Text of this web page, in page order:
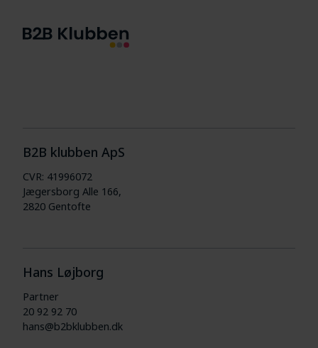
B2B klubben ApS
CVR: 41996072
Jægersborg Alle 166,
2820 Gentofte
Hans Løjborg
Partner
20 92 92 70
hans@b2bklubben.dk